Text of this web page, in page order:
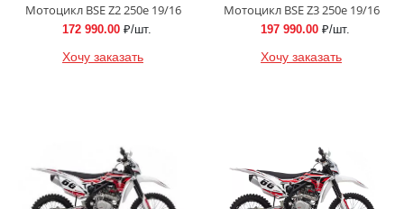
Мотоцикл BSE Z2 250e 19/16
172 990.00 ₽/шт.
Хочу заказать
Мотоцикл BSE Z3 250e 19/16
197 990.00 ₽/шт.
Хочу заказать